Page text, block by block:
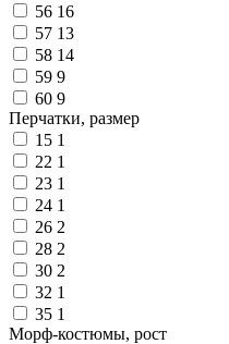
56 16
57 13
58 14
59 9
60 9
Перчатки, размер
15 1
22 1
23 1
24 1
26 2
28 2
30 2
32 1
35 1
Морф-костюмы, рост